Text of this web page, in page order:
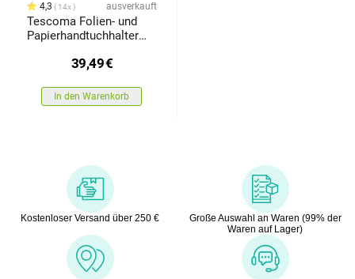
4,3 14x ausverkauft
Tescoma Folien- und
Papierhandtuchhalter
39,49€
In den Warenkorb
Kostenloser Versand über 250 €
Große Auswahl an Waren (99% der
Waren auf Lager)